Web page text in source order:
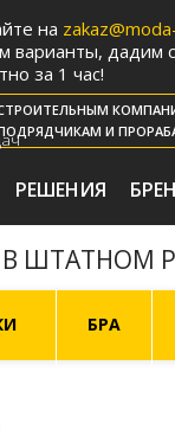
на
варианты, дадим
за 1 час!
И
РЕШЕНИЯ
В ШТАТНОМ
БРА